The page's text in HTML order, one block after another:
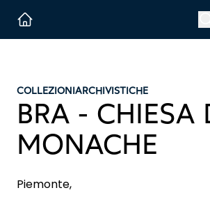
COLLEZIONIARCHIVISTICHE
BRA - CHIESA
MONACHE
Piemonte,